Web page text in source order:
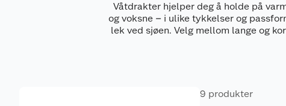
Våtdrakter hjelper deg å holde på
og voksne – i ulike tykkelser og
lek ved sjøen. Velg mellom lange og
9 produkter